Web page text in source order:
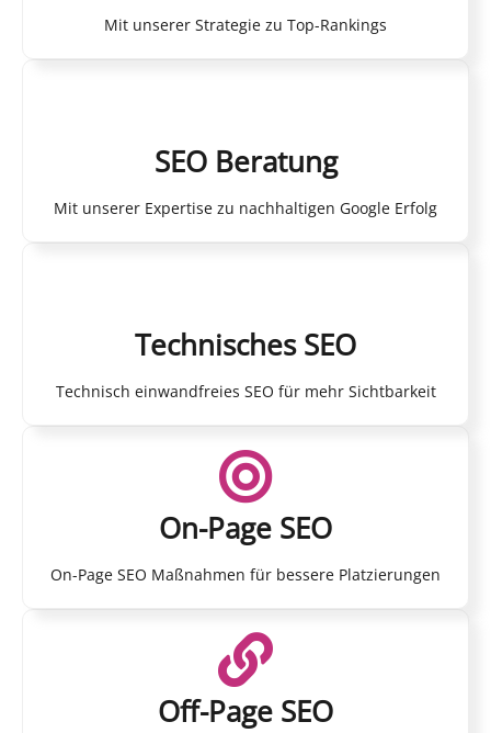
Mit unserer Strategie zu Top-Rankings
SEO Beratung
Mit unserer Expertise zu nachhaltigen Google Erfolg
Technisches SEO
Technisch einwandfreies SEO für mehr Sichtbarkeit
On-Page SEO
On-Page SEO Maßnahmen für bessere Platzierungen
Off-Page SEO